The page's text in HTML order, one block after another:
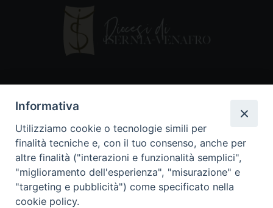
86170 Isernia
086550849
segreteria@diocesiiserniavenafro.it
I nostri social
Informativa
Utilizziamo cookie o tecnologie simili per
finalità tecniche e, con il tuo consenso, anche per
altre finalità ("interazioni e funzionalità semplici",
"miglioramento dell'esperienza", "misurazione" e
"targeting e pubblicità") come specificato nella
cookie policy.